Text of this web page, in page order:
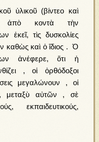
ὑλικοῦ (βίντεο καὶ
ἀπὸ κοντὰ τὴν
ἐκεῖ, τὶς δυσκολίες
καθὼς καὶ ὁ ἴδιος . Ό
ἀνέφερε, ὅτι ἡ
, οἱ ὀρθόδοξοι
μεγαλώνουν , οἱ
μεταξὺ αὐτῶν , σὲ
εκπαιδευτικούς,